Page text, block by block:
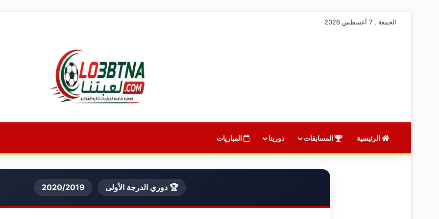
الجمعة , 7 أغسطس 2026
الرئيسية المسابقات دورينا المباريات
🏆 دوري الدرجة الأولى 2020/2019